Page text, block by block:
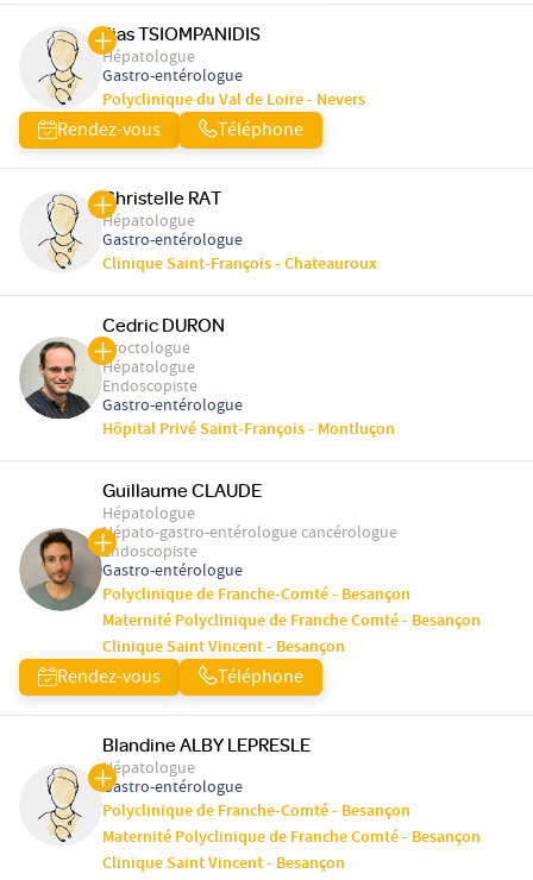
Ilias TSIOMPANIDIS
Hépatologue
Gastro-entérologue
Polyclinique du Val de Loire - Nevers
Rendez-vous Téléphone
Christelle RAT
Hépatologue
Gastro-entérologue
Clinique Saint-François - Chateauroux
Cedric DURON
Proctologue
Hépatologue
Endoscopiste
Gastro-entérologue
Hôpital Privé Saint-François - Montluçon
Guillaume CLAUDE
Hépatologue
Hépato-gastro-entérologue cancérologue
Endoscopiste
Gastro-entérologue
Polyclinique de Franche-Comté - Besançon
Maternité Polyclinique de Franche Comté - Besançon
Clinique Saint Vincent - Besançon
Rendez-vous Téléphone
Blandine ALBY LEPRESLE
Hépatologue
Gastro-entérologue
Polyclinique de Franche-Comté - Besançon
Maternité Polyclinique de Franche Comté - Besançon
Clinique Saint Vincent - Besançon